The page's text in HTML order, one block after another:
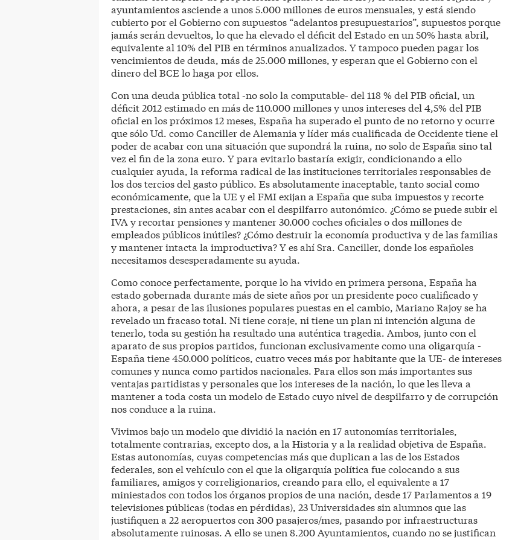
ayuntamientos asciende a unos 5.000 millones de euros mensuales, y está siendo
cubierto por el Gobierno con supuestos “adelantos presupuestarios”, supuestos porque
jamás serán devueltos, lo que ha elevado el déficit del Estado en un 50% hasta abril,
equivalente al 10% del PIB en términos anualizados. Y tampoco pueden pagar los
vencimientos de deuda, más de 25.000 millones, y esperan que el Gobierno con el
dinero del BCE lo haga por ellos.
Con una deuda pública total -no solo la computable- del 118 % del PIB oficial, un
déficit 2012 estimado en más de 110.000 millones y unos intereses del 4,5% del PIB
oficial en los próximos 12 meses, España ha superado el punto de no retorno y ocurre
que sólo Ud. como Canciller de Alemania y líder más cualificada de Occidente tiene el
poder de acabar con una situación que supondrá la ruina, no solo de España sino tal
vez el fin de la zona euro. Y para evitarlo bastaría exigir, condicionando a ello
cualquier ayuda, la reforma radical de las instituciones territoriales responsables de
los dos tercios del gasto público. Es absolutamente inaceptable, tanto social como
económicamente, que la UE y el FMI exijan a España que suba impuestos y recorte
prestaciones, sin antes acabar con el despilfarro autonómico. ¿Cómo se puede subir el
IVA y recortar pensiones y mantener 30.000 coches oficiales o dos millones de
empleados públicos inútiles? ¿Cómo destruir la economía productiva y de las familias
y mantener intacta la improductiva? Y es ahí Sra. Canciller, donde los españoles
necesitamos desesperadamente su ayuda.
Como conoce perfectamente, porque lo ha vivido en primera persona, España ha
estado gobernada durante más de siete años por un presidente poco cualificado y
ahora, a pesar de las ilusiones populares puestas en el cambio, Mariano Rajoy se ha
revelado un fracaso total. Ni tiene coraje, ni tiene un plan ni intención alguna de
tenerlo, toda su gestión ha resultado una auténtica tragedia. Ambos, junto con el
aparato de sus propios partidos, funcionan exclusivamente como una oligarquía -
España tiene 450.000 políticos, cuatro veces más por habitante que la UE- de intereses
comunes y nunca como partidos nacionales. Para ellos son más importantes sus
ventajas partidistas y personales que los intereses de la nación, lo que les lleva a
mantener a toda costa un modelo de Estado cuyo nivel de despilfarro y de corrupción
nos conduce a la ruina.
Vivimos bajo un modelo que dividió la nación en 17 autonomías territoriales,
totalmente contrarias, excepto dos, a la Historia y a la realidad objetiva de España.
Estas autonomías, cuyas competencias más que duplican a las de los Estados
federales, son el vehículo con el que la oligarquía política fue colocando a sus
familiares, amigos y correligionarios, creando para ello, el equivalente a 17
miniestados con todos los órganos propios de una nación, desde 17 Parlamentos a 19
televisiones públicas (todas en pérdidas), 23 Universidades sin alumnos que las
justifiquen a 22 aeropuertos con 300 pasajeros/mes, pasando por infraestructuras
absolutamente ruinosas. A ello se unen 8.200 Ayuntamientos, cuando no se justifican